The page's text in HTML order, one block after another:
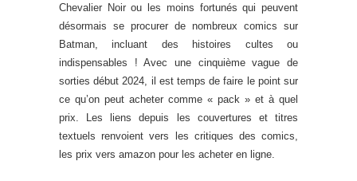
Chevalier Noir ou les moins fortunés qui peuvent
désormais se procurer de nombreux comics sur
Batman, incluant des histoires cultes ou
indispensables ! Avec une cinquième vague de
sorties début 2024, il est temps de faire le point sur
ce qu’on peut acheter comme « pack » et à quel
prix. Les liens depuis les couvertures et titres
textuels renvoient vers les critiques des comics,
les prix vers amazon pour les acheter en ligne.